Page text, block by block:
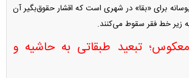
برای «بقا» در شهری است که اقشار حقوق‌بگیر آن
زیر خط فقر سقوط می‌کنند.
تبعید طبقاتی به حاشیه و